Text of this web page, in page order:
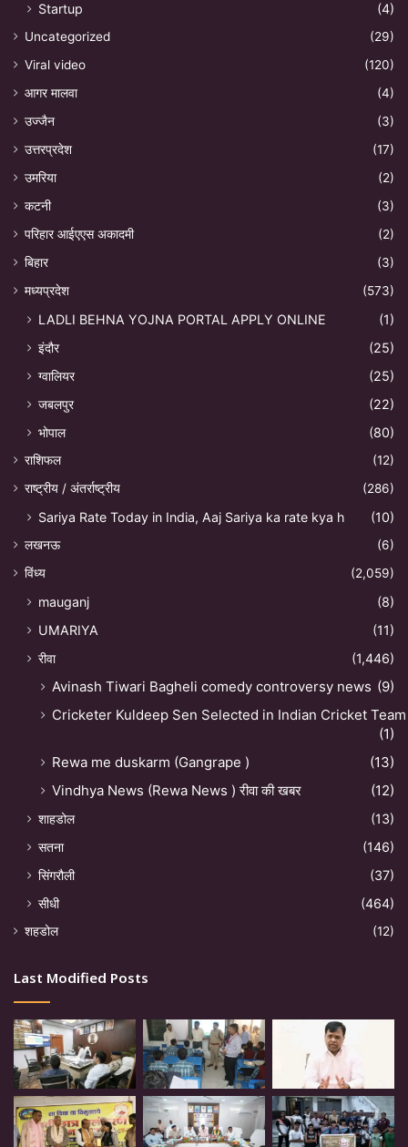
Startup
(4)
Uncategorized
(29)
Viral video
(120)
आगर मालवा
(4)
उज्जैन
(3)
उत्तरप्रदेश
(17)
उमरिया
(2)
कटनी
(3)
परिहार आईएएस अकादमी
(2)
बिहार
(3)
मध्यप्रदेश
(573)
LADLI BEHNA YOJNA PORTAL APPLY ONLINE
(1)
इंदौर
(25)
ग्वालियर
(25)
जबलपुर
(22)
भोपाल
(80)
राशिफल
(12)
राष्ट्रीय / अंतर्राष्ट्रीय
(286)
Sariya Rate Today in India, Aaj Sariya ka rate kya h (10)
लखनऊ
(6)
विंध्य
(2,059)
mauganj
(8)
UMARIYA
(11)
रीवा
(1,446)
Avinash Tiwari Bagheli comedy controversy news (9)
Cricketer Kuldeep Sen Selected in Indian Cricket Team
(1)
Rewa me duskarm (Gangrape )
(13)
Vindhya News (Rewa News ) रीवा की खबर
(12)
शाहडोल
(13)
सतना
(146)
सिंगरौली
(37)
सीधी
(464)
शहडोल (12)
Last Modified Posts